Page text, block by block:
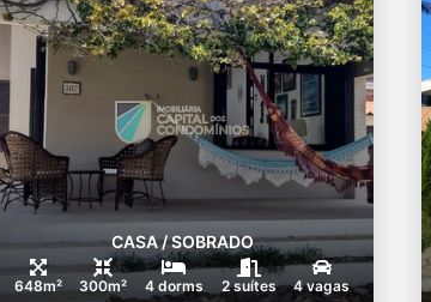
CASA / SOBRADO
648m² 300m² 4 dorms 2 suítes 4 vagas